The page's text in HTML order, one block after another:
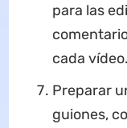
para las
cada vídeo.
Preparar
guiones,